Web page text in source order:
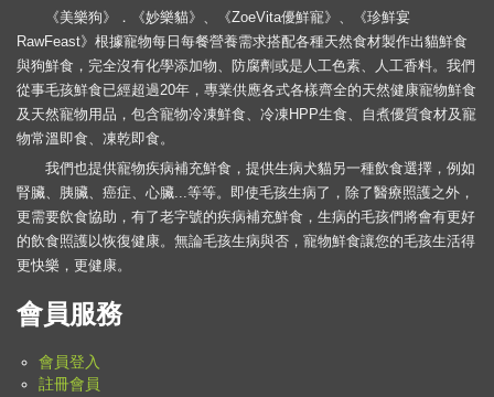
《美樂狗》．《妙樂貓》、《ZoeVita優鮮寵》、《珍鮮宴
RawFeast》根據寵物每日每餐營養需求搭配各種天然食材製作出貓鮮食
與狗鮮食，完全沒有化學添加物、防腐劑或是人工色素、人工香料。我們
從事毛孩鮮食已經超過20年，專業供應各式各樣齊全的天然健康寵物鮮食
及天然寵物用品，包含寵物冷凍鮮食、冷凍HPP生食、自煮優質食材及寵
物常溫即食、凍乾即食。
我們也提供寵物疾病補充鮮食，提供生病犬貓另一種飲食選擇，例如
腎臟、胰臟、癌症、心臟...等等。即使毛孩生病了，除了醫療照護之外，
更需要飲食協助，有了老字號的疾病補充鮮食，生病的毛孩們將會有更好
的飲食照護以恢復健康。無論毛孩生病與否，寵物鮮食讓您的毛孩生活得
更快樂，更健康。
會員服務
會員登入
註冊會員